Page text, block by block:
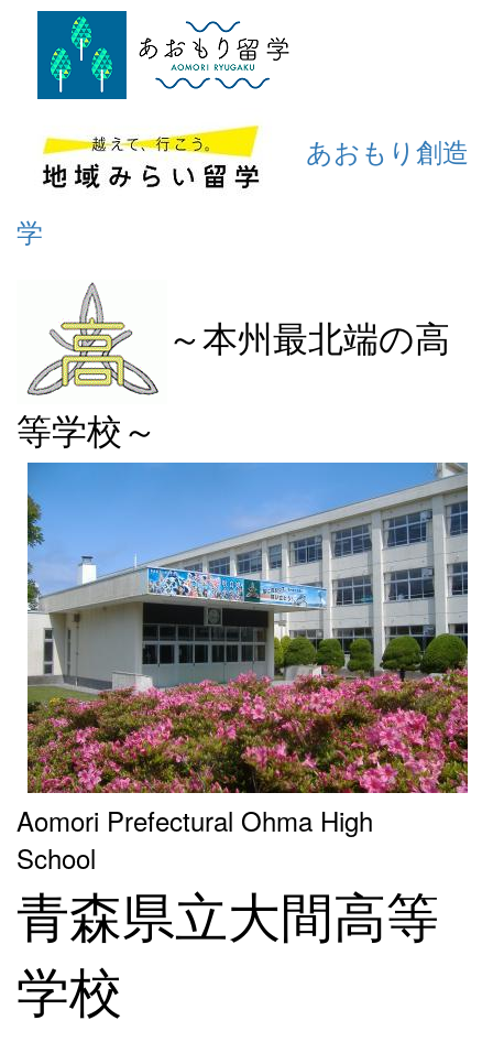
あおもり創造
学
～本州最北端の高
等学校～
Aomori Prefectural Ohma High
School
青森県立大間高等
学校